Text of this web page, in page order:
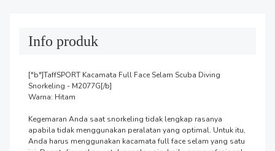
Info produk
["b"]TaffSPORT Kacamata Full Face Selam Scuba Diving
Snorkeling - M2077G[/b]
Warna: Hitam
Kegemaran Anda saat snorkeling tidak lengkap rasanya
apabila tidak menggunakan peralatan yang optimal. Untuk itu,
Anda harus menggunakan kacamata full face selam yang satu